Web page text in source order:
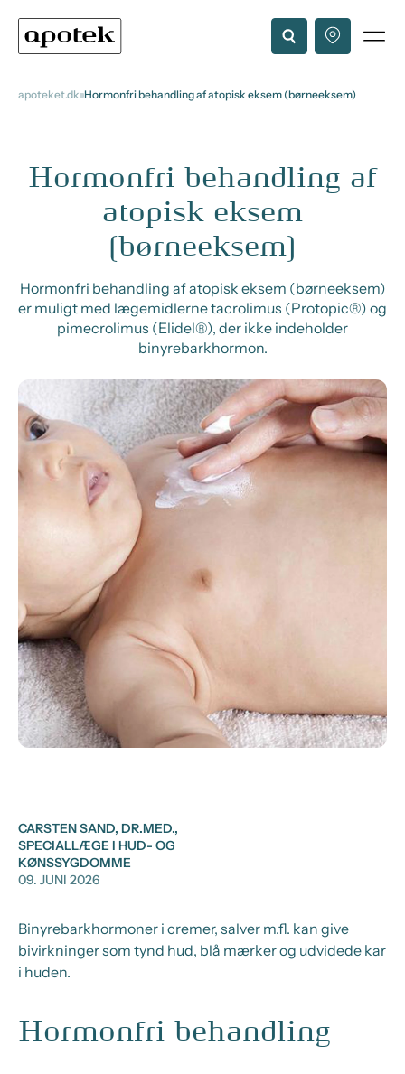
apoteket.dk Hormonfri behandling af atopisk eksem (børneeksem)
Hormonfri behandling af
atopisk eksem
(børneeksem)
Hormonfri behandling af atopisk eksem (børneeksem)
er muligt med lægemidlerne tacrolimus (Protopic®) og
pimecrolimus (Elidel®), der ikke indeholder
binyrebarkhormon.
CARSTEN SAND, DR.MED.,
SPECIALLÆGE I HUD- OG
KØNSSYGDOMME
09. JUNI 2026
Binyrebarkhormoner i cremer, salver m.fl. kan give
bivirkninger som tynd hud, blå mærker og udvidede kar
i huden.
Hormonfri behandling